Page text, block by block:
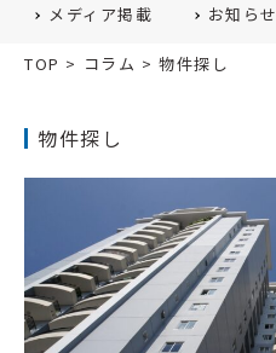
メディア掲載
お知らせ
TOP > コラム >物件探し
物件探し